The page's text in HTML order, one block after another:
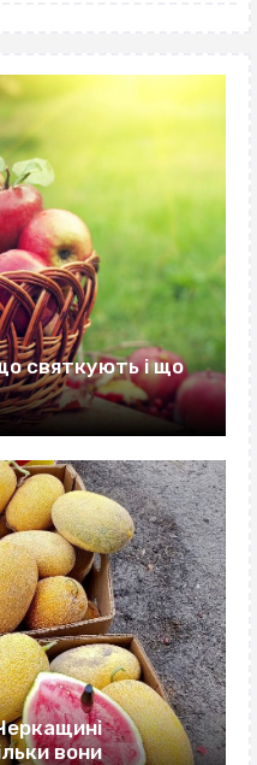
святкують і що
вони